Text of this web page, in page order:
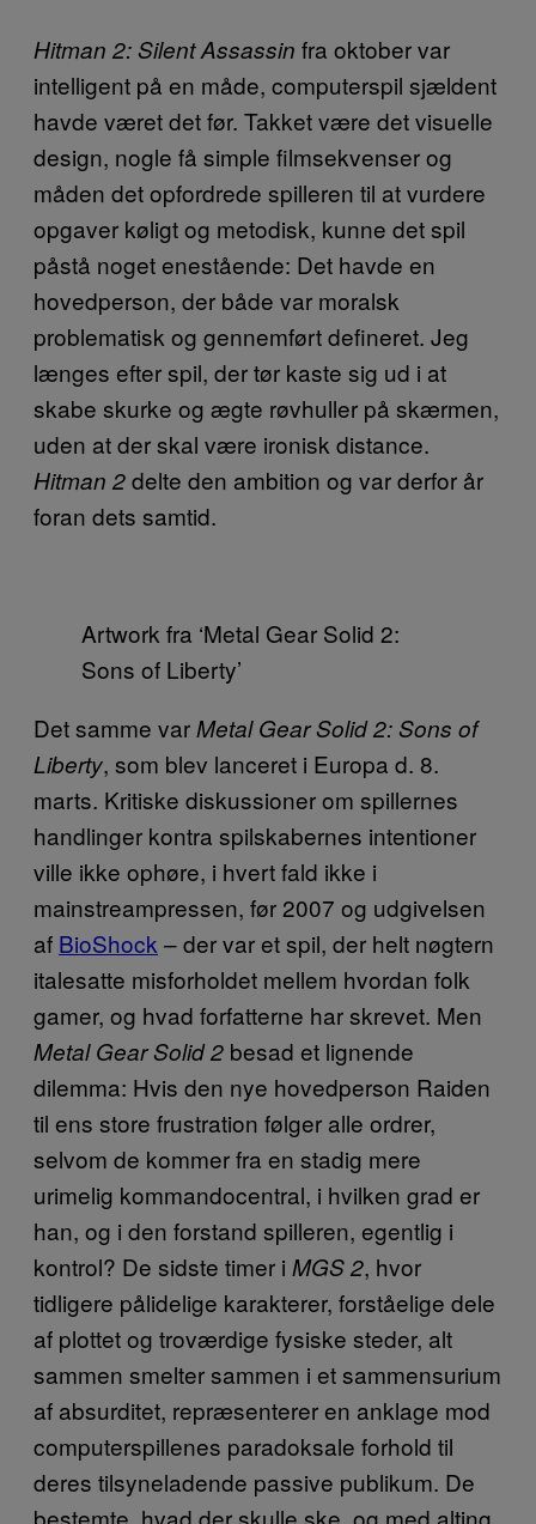
Hitman 2: Silent Assassin fra oktober var
intelligent på en måde, computerspil sjældent
havde været det før. Takket være det visuelle
design, nogle få simple filmsekvenser og
måden det opfordrede spilleren til at vurdere
opgaver køligt og metodisk, kunne det spil
påstå noget enestående: Det havde en
hovedperson, der både var moralsk
problematisk og gennemført defineret. Jeg
længes efter spil, der tør kaste sig ud i at
skabe skurke og ægte røvhuller på skærmen,
uden at der skal være ironisk distance.
Hitman 2delte den ambition og var derfor år
foran dets samtid.
Artwork fra ‘Metal Gear Solid 2:
Sons of Liberty’
Det samme varMetal Gear Solid 2: Sons of
Liberty, som blev lanceret i Europa d. 8.
marts. Kritiske diskussioner om spillernes
handlinger kontra spilskabernes intentioner
ville ikke ophøre, i hvert fald ikke i
mainstreampressen, før 2007 og udgivelsen
af BioShock – der var et spil, der helt nøgtern
italesatte misforholdet mellem hvordan folk
gamer, og hvad forfatterne har skrevet. Men
Metal Gear Solid 2 besad et lignende
dilemma: Hvis den nye hovedperson Raiden
til ens store frustration følger alle ordrer,
selvom de kommer fra en stadig mere
urimelig kommandocentral, i hvilken grad er
han, og i den forstand spilleren, egentlig i
kontrol? De sidste timer i MGS 2, hvor
tidligere pålidelige karakterer, forståelige dele
af plottet og troværdige fysiske steder, alt
sammen smelter sammen i et sammensurium
af absurditet, repræsenterer en anklage mod
computerspillenes paradoksale forhold til
deres tilsyneladende passive publikum. De
bestemte, hvad der skulle ske, og med alting